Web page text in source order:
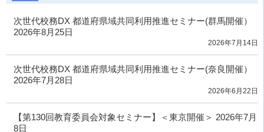
次世代校務DX 都道府県域共同利用推進セミナー(群馬開催）
2026年8月25日
2026年7月14日
次世代校務DX 都道府県域共同利用推進セミナー(奈良開催）
2026年7月28日
2026年6月22日
【第130回教育委員会対象セミナー】＜東京開催＞ 2026年7月
8日